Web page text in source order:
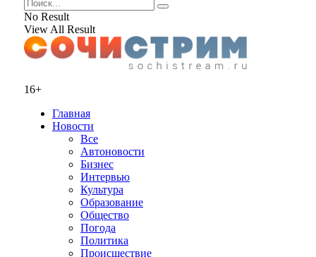
No Result
View All Result
16+
Главная
Новости
Все
Автоновости
Бизнес
Интервью
Культура
Образование
Общество
Погода
Политика
Происшествие